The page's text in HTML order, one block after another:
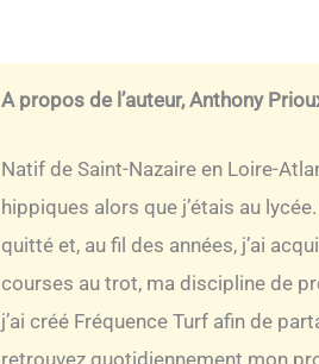
A propos de l’auteur, Anthony
Natif de Saint-Nazaire en Loire-
hippiques alors que j’étais au
quitté et, au fil des années, j’ai
courses au trot, ma discipline de
j’ai créé Fréquence Turf afin de
retrouvez quotidiennement mon